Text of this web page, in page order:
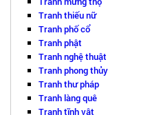
Tranh thiếu nữ
Tranh phố cổ
Tranh phật
Tranh nghệ thuật
Tranh phong thủy
Tranh thư pháp
Tranh làng quê
Tranh tĩnh vật